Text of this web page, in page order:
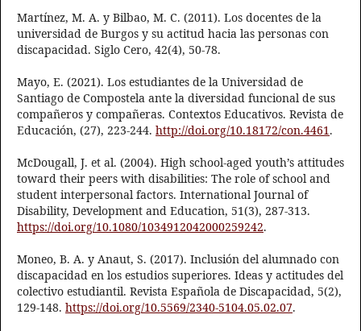
Martínez, M. A. y Bilbao, M. C. (2011). Los docentes de la
universidad de Burgos y su actitud hacia las personas con
discapacidad. Siglo Cero, 42(4), 50-78.
Mayo, E. (2021). Los estudiantes de la Universidad de
Santiago de Compostela ante la diversidad funcional de sus
compañeros y compañeras. Contextos Educativos. Revista de
Educación, (27), 223-244. http://doi.org/10.18172/con.4461.
McDougall, J. et al. (2004). High school-aged youth’s attitudes
toward their peers with disabilities: The role of school and
student interpersonal factors. International Journal of
Disability, Development and Education, 51(3), 287-313.
https://doi.org/10.1080/1034912042000259242.
Moneo, B. A. y Anaut, S. (2017). Inclusión del alumnado con
discapacidad en los estudios superiores. Ideas y actitudes del
colectivo estudiantil. Revista Española de Discapacidad, 5(2),
129-148. https://doi.org/10.5569/2340-5104.05.02.07.